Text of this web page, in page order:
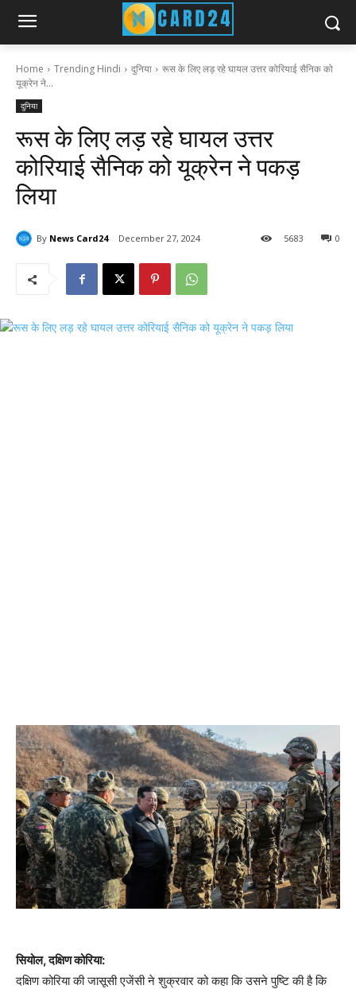
Home Trending Hindi दुनिया
रूस के लिए लड़ रहे घायल उत्तर कोरियाई सैनिक को
यूक्रेन ने...
दुनिया
रूस के लिए लड़ रहे घायल उत्तर
कोरियाई सैनिक को यूक्रेन ने पकड़
लिया
By News Card24 December 27, 2024 0
5683
सियोल, दक्षिण कोरिया:
दक्षिण कोरिया की जासूसी एजेंसी ने शुक्रवार को कहा कि उसने पुष्टि की है कि